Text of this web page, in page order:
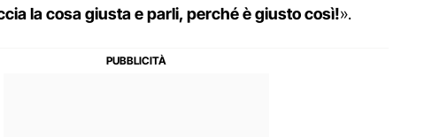
la cosa giusta e parli, perché è giusto così!».